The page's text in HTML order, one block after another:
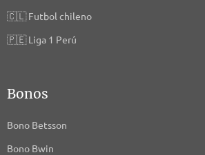
🇨🇱Futbol chileno
🇵🇪Liga 1 Perú
Bonos
Bono Betsson
Bono Bwin